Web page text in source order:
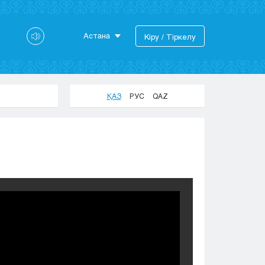
Астана
Актобе
Костанай
Кіру / Тіркелу
ҚАЗ РУС QAZ